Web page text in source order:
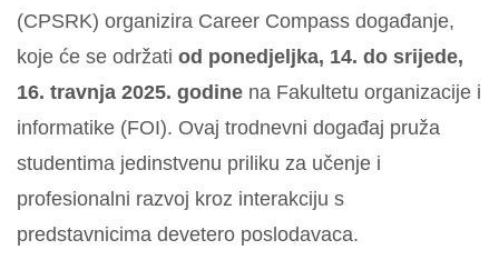
(CPSRK) organizira Career Compass događanje,
koje će se održati od ponedjeljka, 14. do srijede,
16. travnja 2025. godine na Fakultetu organizacije i
informatike (FOI). Ovaj trodnevni događaj pruža
studentima jedinstvenu priliku za učenje i
profesionalni razvoj kroz interakciju s
predstavnicima devetero poslodavaca.